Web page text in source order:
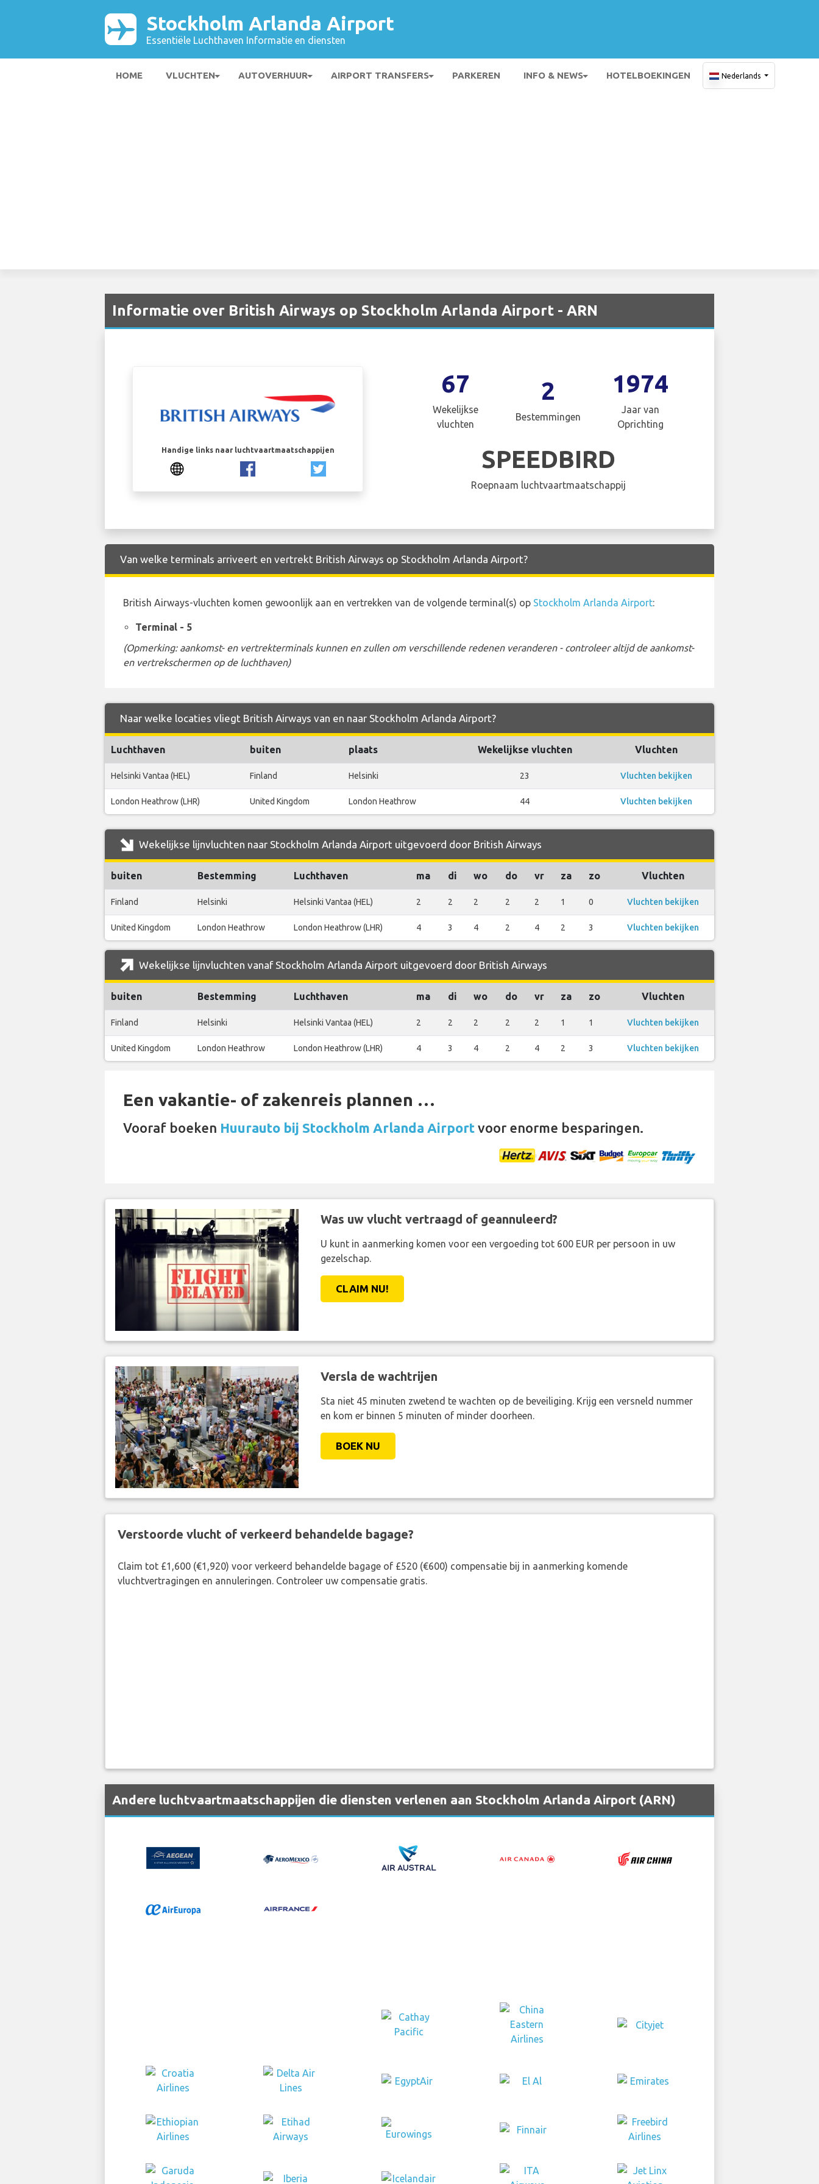
Stockholm Arlanda Airport
Essentiële Luchthaven Informatie en diensten
HOME VLUCHTEN AUTOVERHUUR AIRPORT TRANSFERS PARKEREN INFO & NEWS HOTELBOEKINGEN Nederlands
Informatie over British Airways op Stockholm Arlanda Airport - ARN
Handige links naar luchtvaartmaatschappijen
67
Wekelijkse
vluchten
2
Bestemmingen
1974
Jaar van
Oprichting
SPEEDBIRD
Roepnaam luchtvaartmaatschappij
Van welke terminals arriveert en vertrekt British Airways op Stockholm Arlanda Airport?
British Airways-vluchten komen gewoonlijk aan en vertrekken van de volgende terminal(s) op Stockholm Arlanda Airport:
Terminal - 5
(Opmerking: aankomst- en vertrekterminals kunnen en zullen om verschillende redenen veranderen - controleer altijd de aankomst-
en vertrekschermen op de luchthaven)
Naar welke locaties vliegt British Airways van en naar Stockholm Arlanda Airport?
Luchthaven buiten plaats Wekelijkse vluchten Vluchten
Helsinki Vantaa (HEL) Finland Helsinki 23 Vluchten bekijken
London Heathrow (LHR) United Kingdom London Heathrow 44 Vluchten bekijken
Wekelijkse lijnvluchten naar Stockholm Arlanda Airport uitgevoerd door British Airways
buiten Bestemming Luchthaven ma di wo do vr za zo Vluchten
Finland Helsinki Helsinki Vantaa (HEL) 2 2 2 2 2 1 0 Vluchten bekijken
United Kingdom London Heathrow London Heathrow (LHR) 4 3 4 2 4 2 3 Vluchten bekijken
Wekelijkse lijnvluchten vanaf Stockholm Arlanda Airport uitgevoerd door British Airways
buiten Bestemming Luchthaven ma di wo do vr za zo Vluchten
Finland Helsinki Helsinki Vantaa (HEL) 2 2 2 2 2 1 1 Vluchten bekijken
United Kingdom London Heathrow London Heathrow (LHR) 4 3 4 2 4 2 3 Vluchten bekijken
Een vakantie- of zakenreis plannen …
Vooraf boeken Huurauto bij Stockholm Arlanda Airport voor enorme besparingen.
Was uw vlucht vertraagd of geannuleerd?
U kunt in aanmerking komen voor een vergoeding tot 600 EUR per persoon in uw
gezelschap.
CLAIM NU!
Versla de wachtrijen
Sta niet 45 minuten zwetend te wachten op de beveiliging. Krijg een versneld nummer
en kom er binnen 5 minuten of minder doorheen.
BOEK NU
Verstoorde vlucht of verkeerd behandelde bagage?
Claim tot £1,600 (€1,920) voor verkeerd behandelde bagage of £520 (€600) compensatie bij in aanmerking komende
vluchtvertragingen en annuleringen. Controleer uw compensatie gratis.
Andere luchtvaartmaatschappijen die diensten verlenen aan Stockholm Arlanda Airport (ARN)